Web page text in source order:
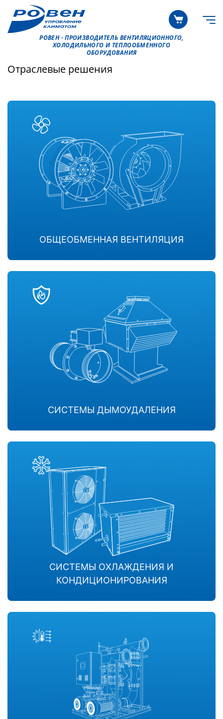
РОВЕН - ПРОИЗВОДИТЕЛЬ ВЕНТИЛЯЦИОННОГО,
ХОЛОДИЛЬНОГО И ТЕПЛООБМЕННОГО
ОБОРУДОВАНИЯ
Отраслевые решения
ОБЩЕОБМЕННАЯ ВЕНТИЛЯЦИЯ
СИСТЕМЫ ДЫМОУДАЛЕНИЯ
СИСТЕМЫ ОХЛАЖДЕНИЯ И
КОНДИЦИОНИРОВАНИЯ